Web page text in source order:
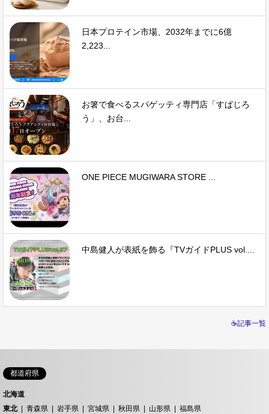
日本プロテイン市場、2032年までに6億
2,223...
お箸で食べるスパゲッティ専門店「すぱじろ
う」、お台...
ONE PIECE MUGIWARA STORE ...
中島健人が表紙を飾る『TVガイドPLUS vol....
☕記事一覧
都道府県
北海道
東北
青森県 岩手県 宮城県 秋田県 山形県
福島県